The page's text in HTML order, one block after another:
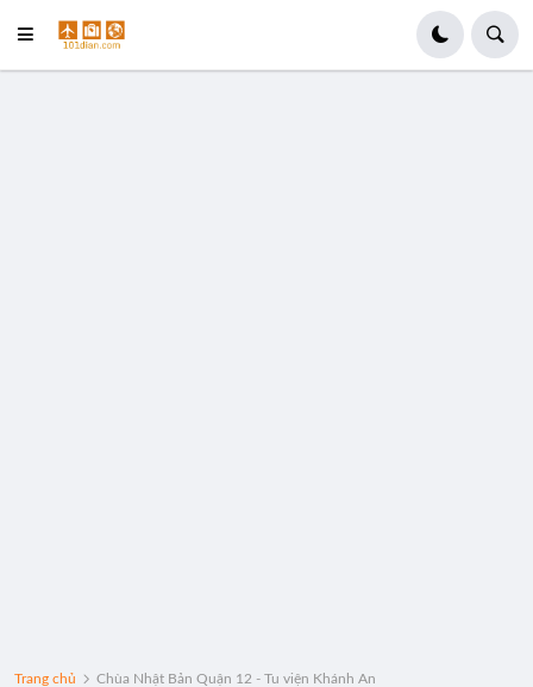
Trang chủ Chùa Nhật Bản Quận 12 - Tu viện Khánh An